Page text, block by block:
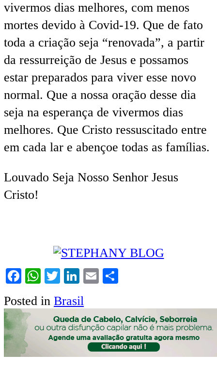
vivermos dias melhores, com menos
mortes devido à Covid-19. Que de fato
toda a criação seja “renovada”, a partir
da ressurreição de Jesus e possamos
estar preparados para viver esse novo
normal. Que a nossa oração desse dia
seja na esperança de vivermos dias
melhores. Que Cristo ressuscitado entre
em cada lar e abençoe todas as famílias.
Louvado Seja Nosso Senhor Jesus
Cristo!
Facebook
WhatsApp
TwitterLinkedIn
Email
Posted in Brasil